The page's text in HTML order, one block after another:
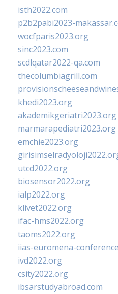
isth2022.com
p2b2pabi2023-
wocfparis2023.org
sinc2023.com
scdlqatar2022-qa.com
thecolumbiagrill.com
khedi2023.org
akademikgeriatri2023.org
marmarapediatri2023.org
emchie2023.org
utcd2022.org
biosensor2022.org
ialp2022.org
klivet2022.org
ifac-hms2022.org
taoms2022.org
iias-euromena-
ivd2022.org
csity2022.org
ibsarstudyabroad.com